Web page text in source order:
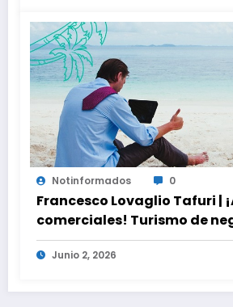
Notinformados 0
Francesco Lovaglio Tafuri |
comerciales! Turismo de
Dinámica e impacto en la
global
Junio 2, 2026